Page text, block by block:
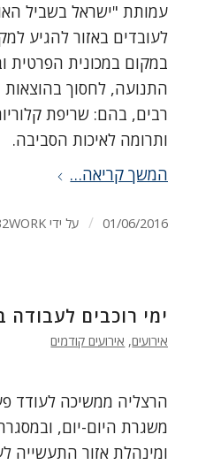
עמותת "ישראל בשביל
לעובדים באזור להגיע
במקום במכונית הפרטית
התנועה, לחסוך בהוצאות
רבים, בהם: שריפת
ותרומה לאיכות הסביבה.
המשך קריאה…
01/06/2016
/ על ידי
ימי רוכבים לעבודה
אירועים, אירועים קודמים
הרצליה ממשיכה לעודד
משגרת היום-יום,
ומינהלת אזור התעשייה